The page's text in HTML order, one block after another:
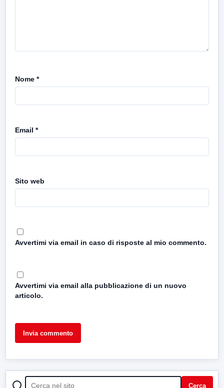
Nome *
Email *
Sito web
Avvertimi via email in caso di risposte al mio commento.
Avvertimi via email alla pubblicazione di un nuovo
articolo.
CERCA Cerca